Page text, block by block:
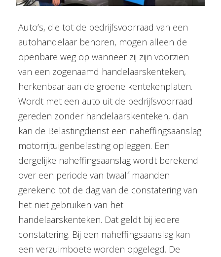
Auto’s, die tot de bedrijfsvoorraad van een
autohandelaar behoren, mogen alleen de
openbare weg op wanneer zij zijn voorzien
van een zogenaamd handelaarskenteken,
herkenbaar aan de groene kentekenplaten.
Wordt met een auto uit de bedrijfsvoorraad
gereden zonder handelaarskenteken, dan
kan de Belastingdienst een naheffingsaanslag
motorrijtuigenbelasting opleggen. Een
dergelijke naheffingsaanslag wordt berekend
over een periode van twaalf maanden
gerekend tot de dag van de constatering van
het niet gebruiken van het
handelaarskenteken. Dat geldt bij iedere
constatering. Bij een naheffingsaanslag kan
een verzuimboete worden opgelegd. De